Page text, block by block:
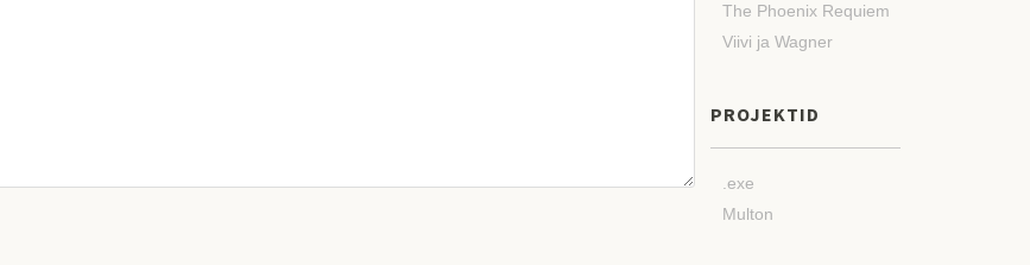
The Phoenix Requiem
Viivi ja Wagner
PROJEKTID
.exe
Multon